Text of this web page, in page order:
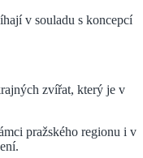
v souladu s koncepcí
zvířat, který je v
pražského regionu i v